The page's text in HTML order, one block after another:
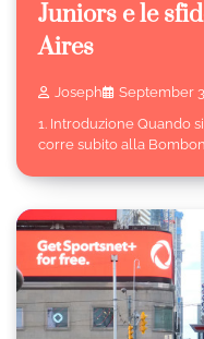
Juniors e le
Aires
Joseph
September
1. Introduzione Quando
corre subito alla